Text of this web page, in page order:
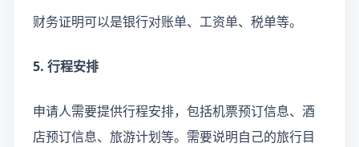
财务证明可以是银行对账单、工资单、税单等。
5. 行程安排
申请人需要提供行程安排，包括机票预订信息、酒
店预订信息、旅游计划等。需要说明自己的旅行目